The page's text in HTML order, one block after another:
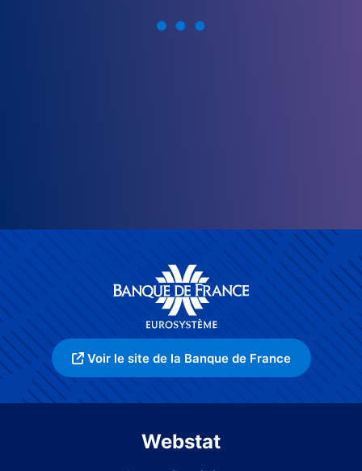
Voir le site de la Banque de France
Webstat